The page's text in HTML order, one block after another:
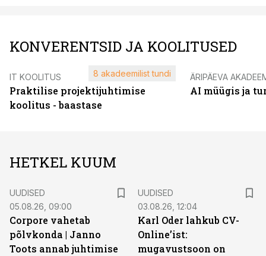
KONVERENTSID JA KOOLITUSED
IT KOOLITUS
Praktilise projektijuhtimise
koolitus - baastase
8 akadeemilist tundi ÄRIPÄEVA
AI müügis ja
HETKEL KUUM
UUDISED
05.08.26, 09:00
Corpore vahetab
põlvkonda | Janno
Toots annab juhtimise
UUDISED
03.08.26, 12:04
Karl Oder lahkub CV-
Online’ist:
mugavustsoon on